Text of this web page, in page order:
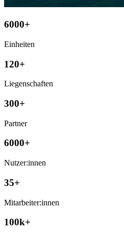
6000+
Einheiten
120+
Liegenschaften
300+
Partner
6000+
Nutzer:innen
35+
Mitarbeiter:innen
100k+